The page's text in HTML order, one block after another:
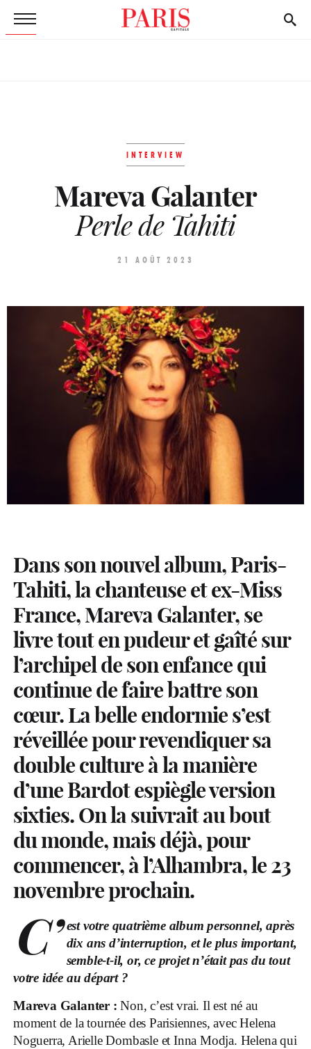
INTERVIEW
Mareva Galanter
Perle de Tahiti
21 AOÛT 2023
Dans son nouvel album, Paris-
Tahiti, la chanteuse et ex-Miss
France, Mareva Galanter, se
livre tout en pudeur et gaîté sur
l’archipel de son enfance qui
continue de faire battre son
cœur. La belle endormie s’est
réveillée pour revendiquer sa
double culture à la manière
d’une Bardot espiègle version
sixties. On la suivrait au bout
du monde, mais déjà, pour
commencer, à l’Alhambra, le 23
novembre prochain.
C’ est votre quatrième album personnel, après
dix ans d’interruption, et le plus important,
semble-t-il, or, ce projet n’était pas du tout
votre idée au départ ?
Mareva Galanter : Non, c’est vrai. Il est né au
moment de la tournée des Parisiennes, avec Helena
Noguerra, Arielle Dombasle et Inna Modja. Helena qui